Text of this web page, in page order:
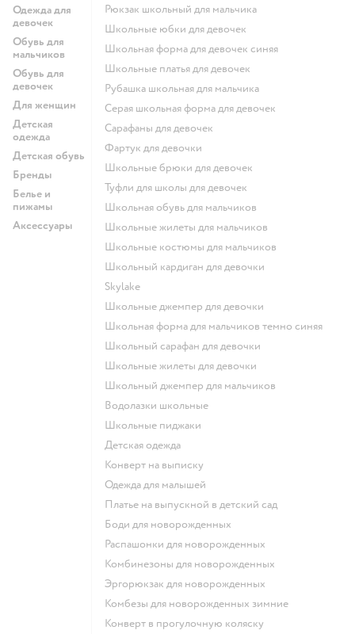
Одежда для
девочек
Обувь для
мальчиков
Обувь для
девочек
Для женщин
Детская
одежда
Детская обувь
Бренды
Белье и
пижамы
Аксессуары
Рюкзак школьный для мальчика
Школьные юбки для девочек
Школьная форма для девочек синяя
Школьные платья для девочек
Рубашка школьная для мальчика
Серая школьная форма для девочек
Сарафаны для девочек
Фартук для девочки
Школьные брюки для девочек
Туфли для школы для девочек
Школьная обувь для мальчиков
Школьные жилеты для мальчиков
Школьные костюмы для мальчиков
Школьный кардиган для девочки
Skylake
Школьные джемпер для девочки
Школьная форма для мальчиков темно синяя
Школьный сарафан для девочки
Школьные жилеты для девочки
Школьный джемпер для мальчиков
Водолазки школьные
Школьные пиджаки
Детская одежда
Конверт на выписку
Одежда для малышей
Платье на выпускной в детский сад
Боди для новорожденных
Распашонки для новорожденных
Комбинезоны для новорожденных
Эргорюкзак для новорожденных
Комбезы для новорожденных зимние
Конверт в прогулочную коляску